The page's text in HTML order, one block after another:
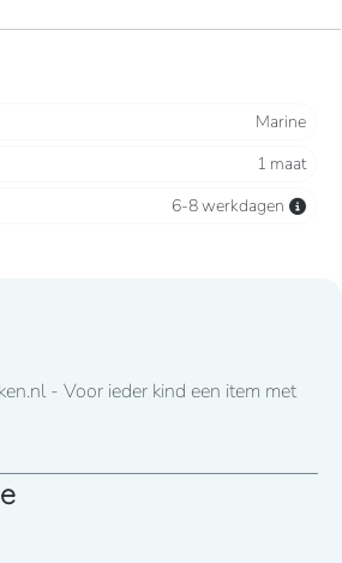
Marine
1 maat
6-8 werkdagen
- Voor ieder kind een item met